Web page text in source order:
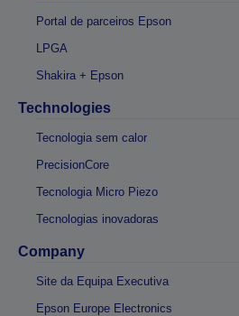
Portal de parceiros Epson
LPGA
Shakira + Epson
Technologies
Tecnologia sem calor
PrecisionCore
Tecnologia Micro Piezo
Tecnologias inovadoras
Company
Site da Equipa Executiva
Epson Europe Electronics